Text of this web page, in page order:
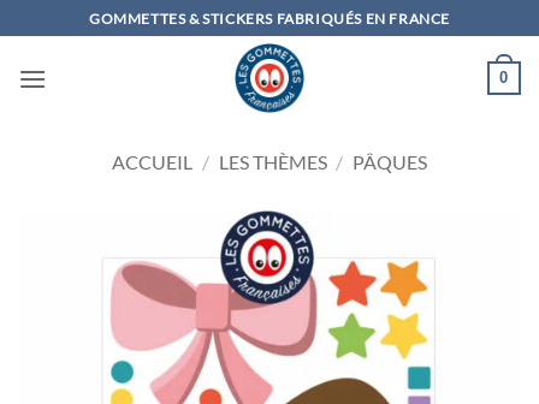
au
contenu
GOMMETTES & STICKERS FABRIQUÉS EN FRANCE
0
ACCUEIL / LES THÈMES / PÂQUES